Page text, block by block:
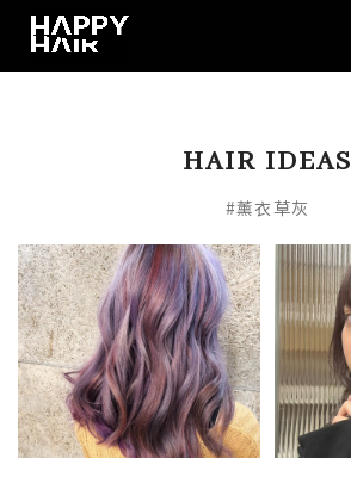
HAIR IDEAS
#薰衣草灰